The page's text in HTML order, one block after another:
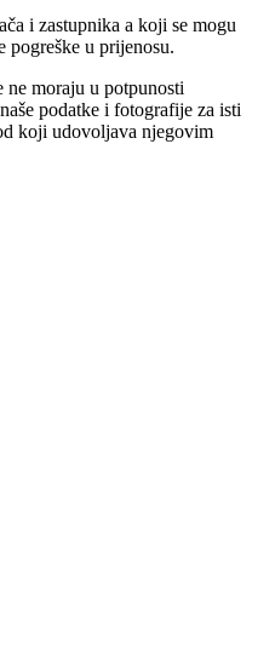
i zastupnika a koji se mogu
pogreške u prijenosu.
moraju u potpunosti
podatke i fotografije za isti
koji udovoljava njegovim